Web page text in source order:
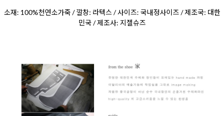
소재: 100%천연소가죽 / 깔창: 라텍스 / 사이즈: 국내정사이즈 / 제조국: 대한
민국 / 제조사: 지젤슈즈